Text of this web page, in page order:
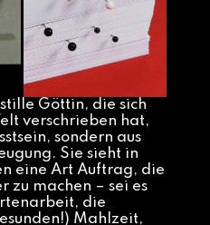
Göttin, die sich
verschrieben hat,
sondern aus
Sie sieht in
eine Art Auftrag, die
zu machen – sei es
die
Mahlzeit,